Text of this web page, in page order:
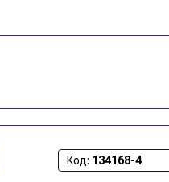
Код: 134168-4